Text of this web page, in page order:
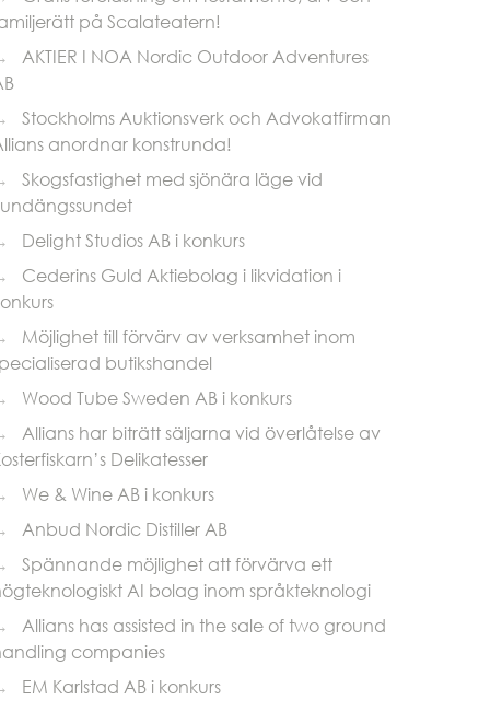
på Scalateatern!
AKTIER I NOA Nordic Outdoor Adventures
Stockholms Auktionsverk och Advokatfirman
anordnar konstrunda!
Skogsfastighet med sjönära läge vid
Delight Studios AB i konkurs
Cederins Guld Aktiebolag i likvidation i
Möjlighet till förvärv av verksamhet inom
butikshandel
Wood Tube Sweden AB i konkurs
Allians har biträtt säljarna vid överlåtelse av
Delikatesser
We & Wine AB i konkurs
Anbud Nordic Distiller AB
Spännande möjlighet att förvärva ett
AI bolag inom språkteknologi
Allians has assisted in the sale of two ground
companies
EM Karlstad AB i konkurs